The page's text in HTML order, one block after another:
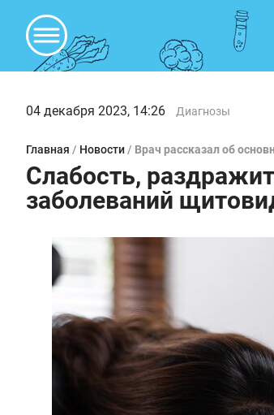
04 декабря 2023, 14:26 Диагнозы
Главная / Новости / Врач рассказал об
Слабость,
заболеваний